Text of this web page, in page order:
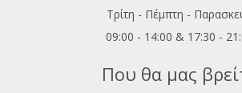
Τρίτη - Πέμπτη -
09:00 - 14:00 & 17:30 -
Που θα μας